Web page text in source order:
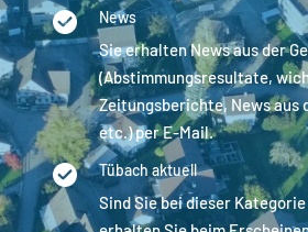
News
Sie erhalten News aus der
(Abstimmungsresultate,
Zeitungsberichte, News aus
etc.) per E-Mail.
Tübach aktuell
Sind Sie bei dieser